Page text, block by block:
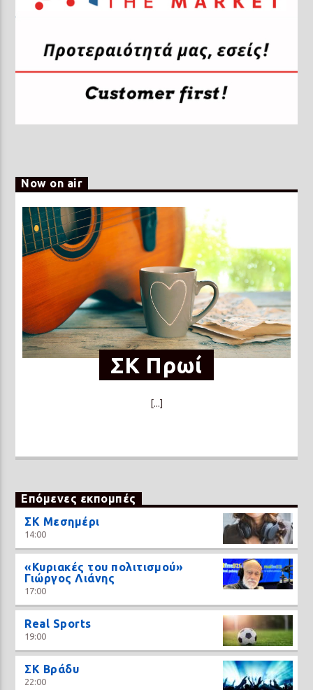
Now on air
ΣΚ Πρωί
[...]
Επόμενες εκπομπές
ΣΚ Μεσημέρι
14:00
«Κυριακές του πολιτισμού»
Γιώργος Λιάνης
17:00
Real Sports
19:00
ΣΚ Βράδυ
22:00